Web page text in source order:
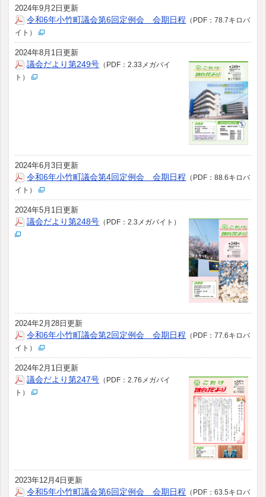
2024年9月2日更新
令和6年小竹町議会第6回定例会 会期日程 （PDF：78.7キロバ
イト）
2024年8月1日更新
議会だより第249号 （PDF：2.33メガバイ
ト）
2024年6月3日更新
令和6年小竹町議会第4回定例会 会期日程 （PDF：88.6キロバ
イト）
2024年5月1日更新
議会だより第248号 （PDF：2.3メガバイト）
2024年2月28日更新
令和6年小竹町議会第2回定例会 会期日程 （PDF：77.6キロバ
イト）
2024年2月1日更新
議会だより第247号 （PDF：2.76メガバイ
ト）
2023年12月4日更新
令和5年小竹町議会第6回定例会 会期日程 （PDF：63.5キロバ